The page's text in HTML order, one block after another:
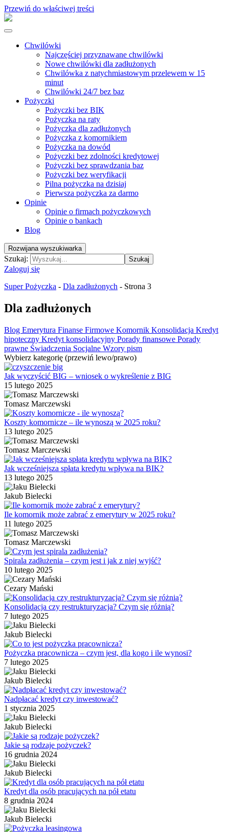
Przewiń do właściwej treści
Chwilówki
Najczęściej przyznawane chwilówki
Nowe chwilówki dla zadłużonych
Chwilówka z natychmiastowym przelewem w 15
minut
Chwilówki 24/7 bez baz
Pożyczki
Pożyczki bez BIK
Pożyczka na raty
Pożyczka dla zadłużonych
Pożyczka z komornikiem
Pożyczka na dowód
Pożyczki bez zdolności kredytowej
Pożyczki bez sprawdzania baz
Pożyczki bez weryfikacji
Pilna pożyczka na dzisiaj
Pierwsza pożyczka za darmo
Opinie
Opinie o firmach pożyczkowych
Opinie o bankach
Blog
Rozwijana wyszukiwarka
Szukaj: Szukaj
Zaloguj się
Super Pożyczka - Dla zadłużonych - Strona 3
Dla zadłużonych
Blog Emerytura Finanse Firmowe Komornik Konsolidacja Kredyt
hipoteczny Kredyt konsolidacyjny Porady finansowe Porady
prawne Świadczenia Socjalne Wzory pism
Wybierz kategorię (przewiń lewo/prawo)
Jak wyczyścić BIG – wniosek o wykreślenie z BIG
15 lutego 2025
Tomasz Marczewski
Koszty komornicze – ile wynoszą w 2025 roku?
13 lutego 2025
Tomasz Marczewski
Jak wcześniejsza spłata kredytu wpływa na BIK?
13 lutego 2025
Jakub Bielecki
Ile komornik może zabrać z emerytury w 2025 roku?
11 lutego 2025
Tomasz Marczewski
Spirala zadłużenia – czym jest i jak z niej wyjść?
10 lutego 2025
Cezary Mański
Konsolidacja czy restrukturyzacja? Czym się różnią?
7 lutego 2025
Jakub Bielecki
Pożyczka pracownicza – czym jest, dla kogo i ile wynosi?
7 lutego 2025
Jakub Bielecki
Nadpłacać kredyt czy inwestować?
1 stycznia 2025
Jakub Bielecki
Jakie są rodzaje pożyczek?
16 grudnia 2024
Jakub Bielecki
Kredyt dla osób pracujących na pół etatu
8 grudnia 2024
Jakub Bielecki